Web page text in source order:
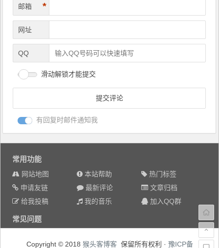
邮箱 *
网址
QQ
滑动解锁才能提交
有回复时邮件通知我
常用功能
网站地图 本站帮助
热门标签
申请友链
最新评论
文章归档
给我投稿
我的音乐 加入QQ群
常见问题
Copyright © 2018 猴头客博客保留所有权利 · 豫ICP备